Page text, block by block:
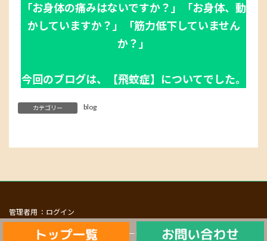
「お身体の痛みはないですか？」「お身体、動
かしていますか？」「筋力低下していません
か？」
今回のブログは、【飛蚊症】についてでした。
カテゴリー blog
ログイン
Copyright © 湘南山手マッサージ治療院 All Rights Reserved.